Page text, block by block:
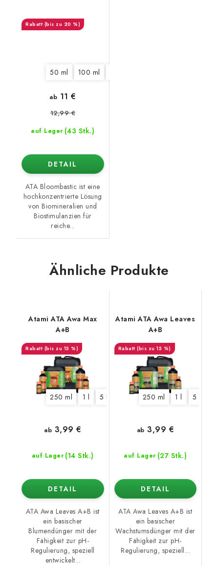
(bis zu 20 %)
50 ml 100 ml
auf Lager (43 Stk.)
ab 11 €
12,99 €
DETAIL
ATA Bloombastic ist eine
hochkonzentrierte Lösung
von Biomineralien und
Biostimulanzien für
reiche...
Ähnliche Produkte
Atami ATA Awa Max
A+B
(bis zu 15 %)
250 ml 1 l 5 l 10 l
auf Lager (14 Stk.)
ab 3,99 €
DETAIL
ATA Awa Leaves A+B ist
ein basischer
Blumendünger mit der
Fähigkeit zur pH-
Regulierung, speziell
entwickelt...
Atami ATA Awa Leaves
A+B
(bis zu 15 %)
250 ml 1 l 5 l
auf Lager (27 Stk.)
ab 3,99 €
DETAIL
ATA Awa Leaves A+B ist
ein basischer
Wachstumsdünger mit der
Fähigkeit zur pH-
Regulierung, speziell...